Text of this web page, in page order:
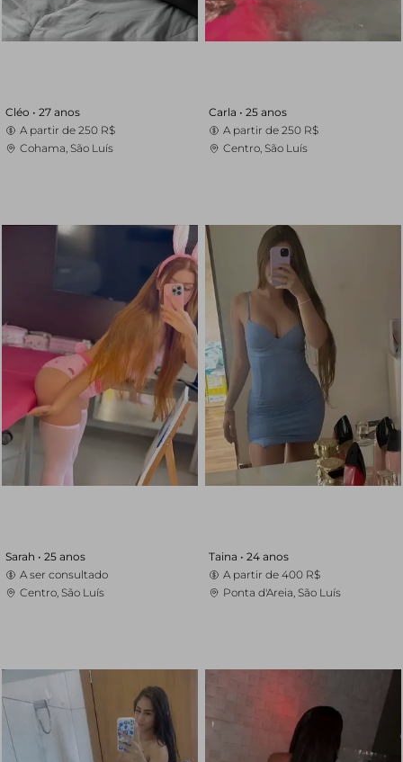
Cléo • 27 anos
A partir de 250 R$
Cohama, São Luís
Carla • 25 anos
A partir de 250 R$
Centro, São Luís
Sarah • 25 anos
A ser consultado
Centro, São Luís
Taina • 24 anos
A partir de 400 R$
Ponta d'Areia, São Luís